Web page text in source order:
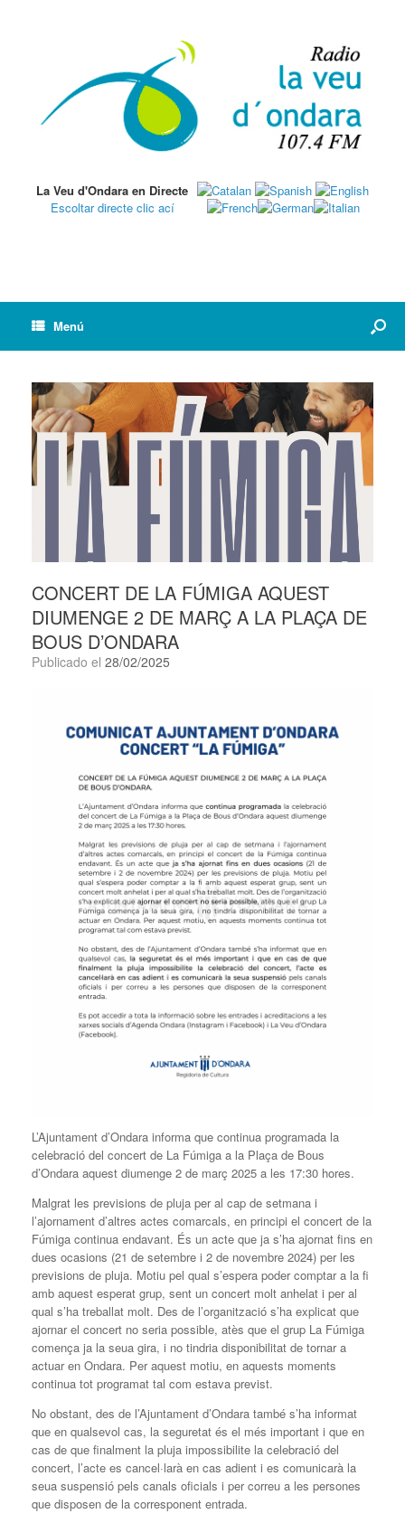
La Veu d'Ondara en Directe
Escoltar directe clic ací
Menú
CONCERT DE LA FÚMIGA AQUEST
DIUMENGE 2 DE MARÇ A LA PLAÇA DE
BOUS D’ONDARA
Publicado el 28/02/2025
L’Ajuntament d’Ondara informa que continua programada la
celebració del concert de La Fúmiga a la Plaça de Bous
d’Ondara aquest diumenge 2 de març 2025 a les 17:30 hores.
Malgrat les previsions de pluja per al cap de setmana i
l’ajornament d’altres actes comarcals, en principi el concert de la
Fúmiga continua endavant. És un acte que ja s’ha ajornat fins en
dues ocasions (21 de setembre i 2 de novembre 2024) per les
previsions de pluja. Motiu pel qual s’espera poder comptar a la fi
amb aquest esperat grup, sent un concert molt anhelat i per al
qual s’ha treballat molt. Des de l’organització s’ha explicat que
ajornar el concert no seria possible, atès que el grup La Fúmiga
comença ja la seua gira, i no tindria disponibilitat de tornar a
actuar en Ondara. Per aquest motiu, en aquests moments
continua tot programat tal com estava previst.
No obstant, des de l’Ajuntament d’Ondara també s’ha informat
que en qualsevol cas, la seguretat és el més important i que en
cas de que finalment la pluja impossibilite la celebració del
concert, l’acte es cancel·larà en cas adient i es comunicarà la
seua suspensió pels canals oficials i per correu a les persones
que disposen de la corresponent entrada.